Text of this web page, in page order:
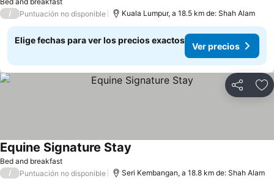
/ Puntuación no disponible Kuala Lumpur, a 18.5 km de: Shah Alam
Elige fechas para ver los precios exactos
Ver precios
Compartir
Bed and breakfast
Equine Signature Stay
/ Puntuación no disponible Seri Kembangan, a 18.8 km de: Shah Alam